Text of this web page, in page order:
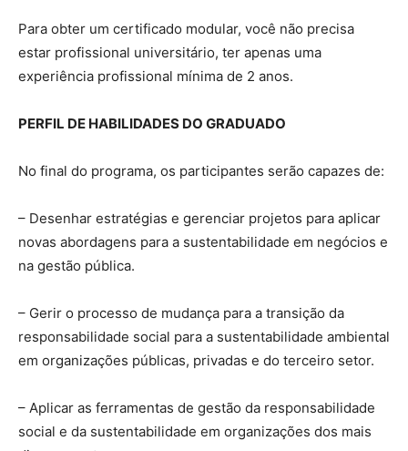
Para obter um certificado modular, você não precisa
estar profissional universitário, ter apenas uma
experiência profissional mínima de 2 anos.
PERFIL DE HABILIDADES DO GRADUADO
No final do programa, os participantes serão capazes de:
– Desenhar estratégias e gerenciar projetos para aplicar
novas abordagens para a sustentabilidade em negócios e
na gestão pública.
– Gerir o processo de mudança para a transição da
responsabilidade social para a sustentabilidade ambiental
em organizações públicas, privadas e do terceiro setor.
– Aplicar as ferramentas de gestão da responsabilidade
social e da sustentabilidade em organizações dos mais